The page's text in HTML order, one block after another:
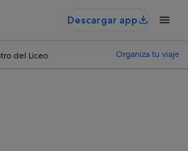
Descargar app
del Liceo Organiza tu viaje